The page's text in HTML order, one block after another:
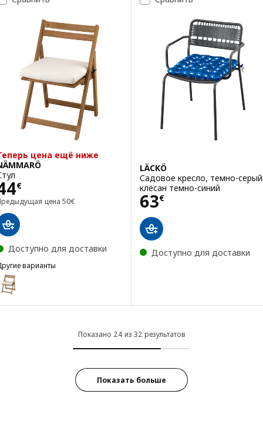
цена ещё ниже
€ 44€
цена 50€
Предыдущая цена 50€
Доступно для доставки
варианты
NÄMMARÖ, Стул
LÄCKÖ
Садовое кресло, темно-
клёсан темно-синий
63€
Цена 63€
Доступно для доставки
Показано 24 из 32 результатов
Показать больше